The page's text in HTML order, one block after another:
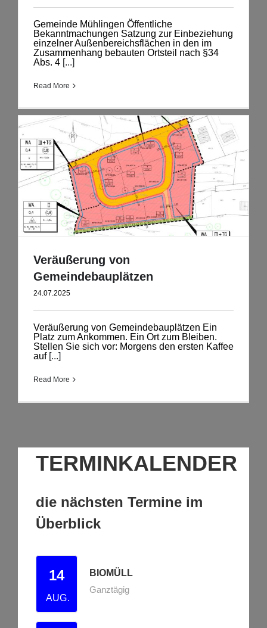
Gemeinde Mühlingen Öffentliche
Bekanntmachungen Satzung zur Einbeziehung
einzelner Außenbereichsflächen in den im
Zusammenhang bebauten Ortsteil nach §34
Abs. 4 [...]
Read More
Veräußerung von
Gemeindebauplätzen
24.07.2025
Veräußerung von Gemeindebauplätzen Ein
Platz zum Ankommen. Ein Ort zum Bleiben.
Stellen Sie sich vor: Morgens den ersten Kaffee
auf[...]
Read More
TERMINKALENDER
die nächsten Termine im
Überblick
14
AUG.
BIOMÜLL
Ganztägig